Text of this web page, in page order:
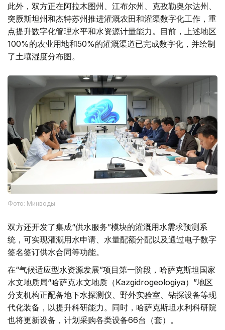
此外，双方正在阿拉木图州、江布尔州、克孜勒奥尔达州、
突厥斯坦州和杰特苏州推进灌溉农田和灌渠数字化工作，重
点提升数字化管理水平和水资源计量能力。目前，上述地区
100%的农业用地和50%的灌溉渠道已完成数字化，并绘制
了土壤湿度分布图。
Фото: Минводы
双方还开发了集成“供水服务”模块的灌溉用水需求预测系
统，可实现灌溉用水申请、水量配额分配以及通过电子数字
签名签订供水合同等功能。
在“气候适应型水资源发展”项目第一阶段，哈萨克斯坦国家
水文地质局“哈萨克水文地质（Kazgidrogeologiya）”地区
分支机构正配备地下水探测仪、野外实验室、钻探设备等现
代化装备，以提升科研能力。同时，哈萨克斯坦水利科研院
也将更新设备，计划采购各类设备66台（套）。